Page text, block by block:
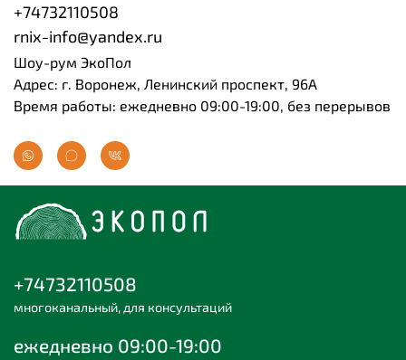
+74732110508
rnix-info@yandex.ru
Шоу-рум ЭкоПол
Адрес: г. Воронеж, Ленинский проспект, 96А
Время работы: ежедневно 09:00-19:00, без перерывов
+74732110508
многоканальный, для консультаций
ежедневно 09:00-19:00